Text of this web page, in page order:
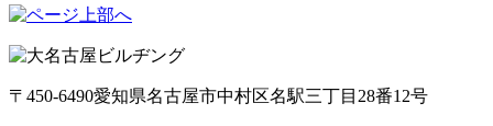
〒450-6490愛知県名古屋市中村区名駅三丁目28番12号